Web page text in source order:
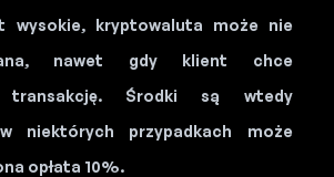
wysokie, kryptowaluta może nie
nawet gdy klient chce
transakcję. Środki są wtedy
niektórych przypadkach może
opłata 10%.